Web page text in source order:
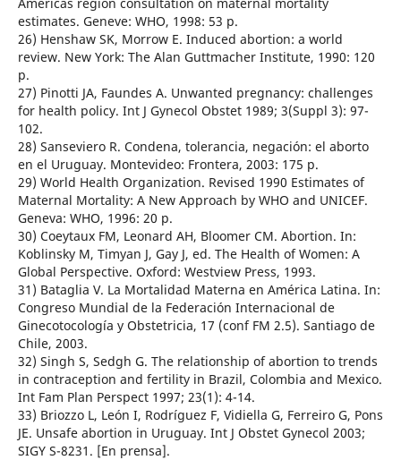
estimates. Geneve: WHO, 1998: 53 p.
26) Henshaw SK, Morrow E. Induced abortion: a world
review. New York: The Alan Guttmacher Institute, 1990: 120
p.
27) Pinotti JA, Faundes A. Unwanted pregnancy: challenges
for health policy. Int J Gynecol Obstet 1989; 3(Suppl 3): 97-
102.
28) Sanseviero R. Condena, tolerancia, negación: el aborto
en el Uruguay. Montevideo: Frontera, 2003: 175 p.
29) World Health Organization. Revised 1990 Estimates of
Maternal Mortality: A New Approach by WHO and UNICEF.
Geneva: WHO, 1996: 20 p.
30) Coeytaux FM, Leonard AH, Bloomer CM. Abortion. In:
Koblinsky M, Timyan J, Gay J, ed. The Health of Women: A
Global Perspective. Oxford: Westview Press, 1993.
31) Bataglia V. La Mortalidad Materna en América Latina. In:
Congreso Mundial de la Federación Internacional de
Ginecotocología y Obstetricia, 17 (conf FM 2.5). Santiago de
Chile, 2003.
32) Singh S, Sedgh G. The relationship of abortion to trends
in contraception and fertility in Brazil, Colombia and Mexico.
Int Fam Plan Perspect 1997; 23(1): 4-14.
33) Briozzo L, León I, Rodríguez F, Vidiella G, Ferreiro G, Pons
JE. Unsafe abortion in Uruguay. Int J Obstet Gynecol 2003;
SIGY S-8231. [En prensa].